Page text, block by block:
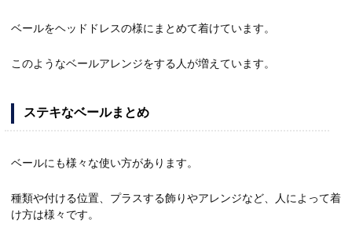
ベールをヘッドドレスの様にまとめて着けています。
このようなベールアレンジをする人が増えています。
ステキなベールまとめ
ベールにも様々な使い方があります。
種類や付ける位置、プラスする飾りやアレンジなど、人によって着
け方は様々です。